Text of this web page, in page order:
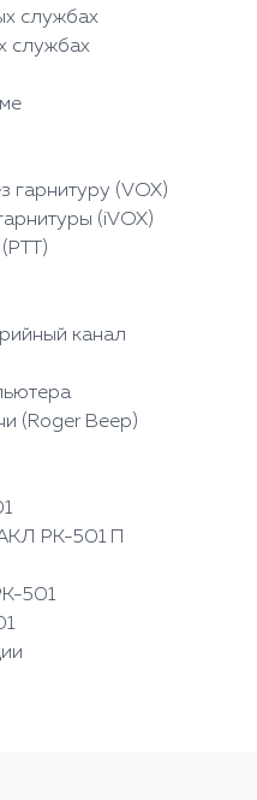
службах
службах
гарнитуру (VOX)
(iVOX)
канал
(Roger Beep)
АКЛ РК-501 П
501